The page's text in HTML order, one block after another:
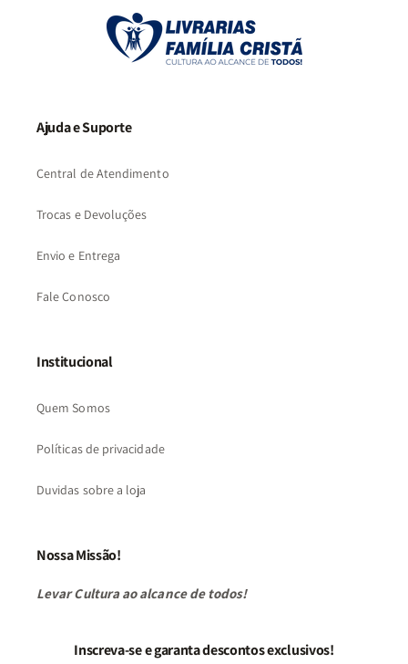
Ajuda e Suporte
Central de Atendimento
Trocas e Devoluções
Envio e Entrega
Fale Conosco
Institucional
Quem Somos
Políticas de privacidade
Duvidas sobre a loja
Nossa Missão!
Levar Cultura ao alcance de todos!
Inscreva-se e garanta descontos exclusivos!